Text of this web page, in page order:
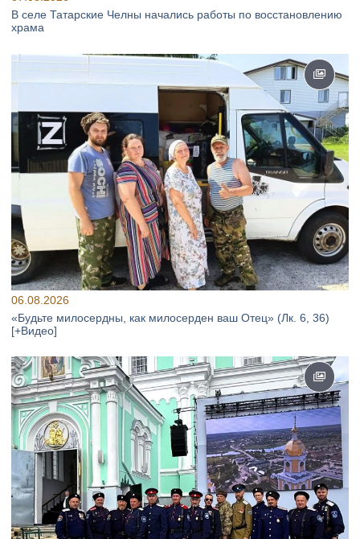
В селе Татарские Челны начались работы по восстановлению
храма
06.08.2026
«Будьте милосердны, как милосерден ваш Отец» (Лк. 6, 36)
[+Видео]